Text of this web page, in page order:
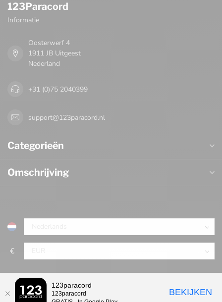
123Paracord
Informatie
Oosterwerf 4
1911 JB Uitgeest
Nederland
+31 (0)75 2040399
support@123paracord.nl
Categorieën
Omschrijving
€
123paracord
123paracord
BEKIJKEN